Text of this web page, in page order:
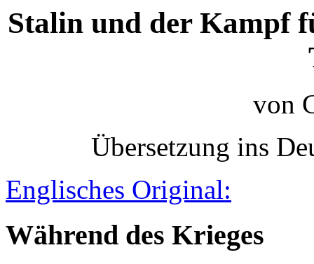
Stalin und der Kampf
von
Übersetzung ins
Englisches Original:
Während des Krieges